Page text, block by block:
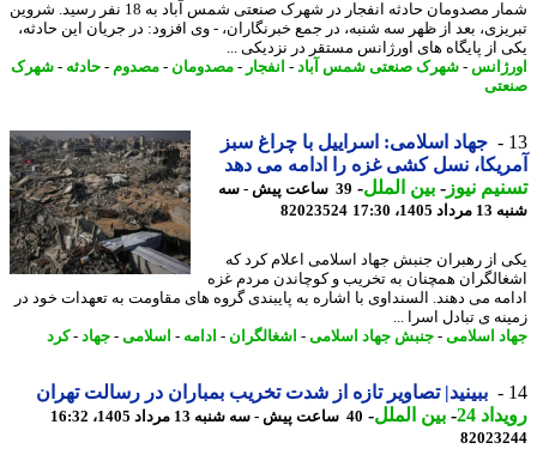
شمار مصدومان حادثه انفجار در شهرک صنعتی شمس آباد به 18 نفر رسید. شروین
بعد از ظهر سه شنبه، در جمع خبرنگاران، - وی افزود: در جریان این حادثه،
از پایگاه های اورژانس مستقر در نزدیکی ...
-شهرک صنعتی شمس آباد- انفجار-مصدومان-مصدوم-حادثه-شهرک
جهاد اسلامی: اسراییل با چراغ سبز
نسل کشی غزه را ادامه می دهد
نیوز-بین الملل-
39 ساعت پیش - سه
17:30
82023524
از رهبران جنبش جهاد اسلامی اعلام کرد که
همچنان به تخریب و کوچاندن مردم غزه
می دهند. السنداوی با اشاره به پایبندی گروه های مقاومت به تعهدات خود در
ی تبادل اسرا ...
اسلامی-جنبش جهاد اسلامی-اشغالگران- ادامه - اسلامی-جهاد -کرد
ببینید| تصاویر تازه از شدت تخریب بمباران در رسالت تهران
24
-بین الملل-40 ساعت پیش - سه شنبه 13 مرداد 1405، 16:32